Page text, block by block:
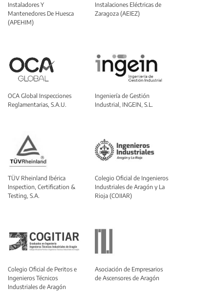
Instaladores Y
Mantenedores De Huesca
(APEHIM)
Instalaciones Eléctricas de
Zaragoza (AEIEZ)
OCA Global Inspecciones
Reglamentarias, S.A.U.
Ingeniería de Gestión
Industrial, INGEIN, S.L.
TÜV Rheinland Ibérica
Inspection, Certification &
Testing, S.A.
Colegio Oficial de Ingenieros
Industriales de Aragón y La
Rioja (COIIAR)
Colegio Oficial de Peritos e
Ingenieros Técnicos
Industriales de Aragón
Asociación de Empresarios
de Ascensores de Aragón